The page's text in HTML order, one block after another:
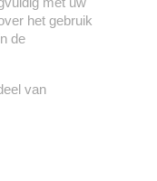
het gebruik
de
van